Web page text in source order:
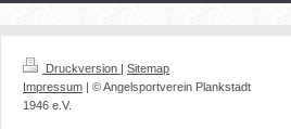
Druckversion | Sitemap
Impressum | © Angelsportverein Plankstadt
1946 e.V.